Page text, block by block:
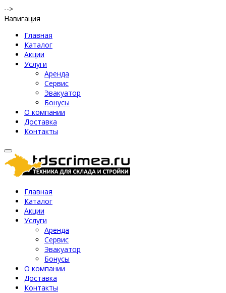
-->
Навигация
Главная
Каталог
Акции
Услуги
Аренда
Сервис
Эвакуатор
Бонусы
О компании
Доставка
Контакты
Главная
Каталог
Акции
Услуги
Аренда
Сервис
Эвакуатор
Бонусы
О компании
Доставка
Контакты